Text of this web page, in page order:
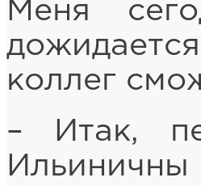
Меня
коллег
– Итак,
Ильиничны